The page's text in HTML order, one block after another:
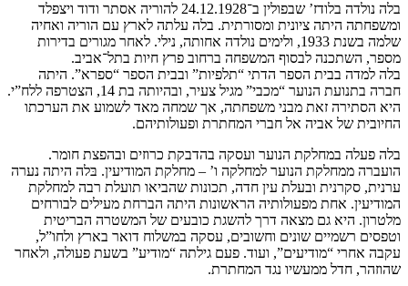
בלה נולדה בלודז’ שבפולין ב־24.12.1928 להוריה אסתר ודוד ויצפלד
ומשפחתה היתה ציונית ומסורתית. בלה עלתה לארץ עם הוריה ואחיה
שלמה בשנת 1933, ולימים נולדה אחותה, נילי. לאחר מגורים בדירות
מספר, השתכנה לבסוף המשפחה ברחוב פרץ חיות בתל־אביב.
בלה למדה בבית הספר הדתי “תלפיות” ובבית הספר “ספרא”. היתה
חברה בתנועת הנוער “מכבי” מגיל צעיר, ובהיותה בת 14, הצטרפה ללח”י.
היא הסתירה זאת מבני משפחתה, אך שמחה מאד לשמוע את הערכתו
החיובית של אביה אל חברי המחתרת ופעולותיהם.
בלה פעלה במחלקת הנוער ועסקה בהדבקת כרוזים ובהפצת חומר.
הועברה ממחלקת הנוער למחלקה ו’ – מחלקת המודיעין. בּלה היתה נערה
ערנית, סקרנית ובעלת עין חדה, תכונות שהביאו תועלת רבה למחלקת
המודיעין. אחת מפעולותיה הראשונות היתה הברחת מעילים לבורחים
מלטרון. היא גם מצאה דרך להשגת כובעים של המשטרה הבריטית
וטפסים רשמיים שונים וחשובים, עסקה במשלוח דואר בארץ ולחו”ל,
עקבה אחרי “מודיעים”, ועוד. פעם גילתה “מודיע” בשעת פעולה, ולאחר
שהוזהר, חדל ממעשיו נגד המחתרת.